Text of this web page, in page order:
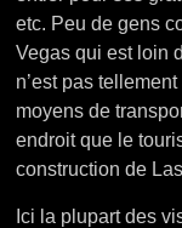
etc. Peu de gens
Vegas qui est loin
n’est pas
moyens de
endroit que le
construction de
Ici la plupart des